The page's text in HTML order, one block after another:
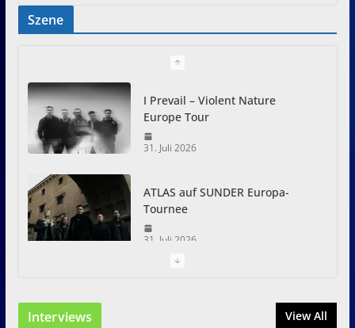
Szene
I Prevail – Violent Nature
Europe Tour
31. Juli 2026
ATLAS auf SUNDER Europa-
Tournee
31. Juli 2026
Zwei Tage Rock und Metal in
Interviews View All